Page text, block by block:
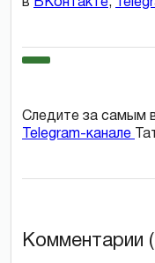
в ВКонтакте,
Следите за самым
Telegram-канале
Комментарии